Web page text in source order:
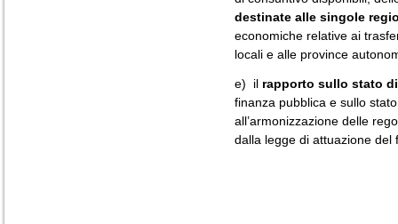
destinate alle singole
economiche relative ai
locali e alle province
e) il rapporto sullo stato
finanza pubblica e sullo
all’armonizzazione delle
dalla legge di attuazione del